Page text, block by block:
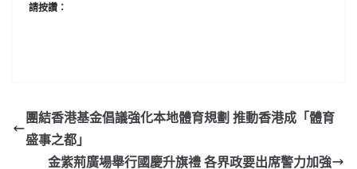
請按讚：
團結香港基金倡議強化本地體育規劃 推動香港成「體育
盛事之都」
金紫荊廣場舉行國慶升旗禮 各界政要出席警力加強